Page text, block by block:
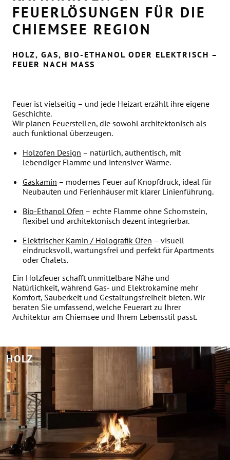
FEUERLÖSUNGEN FÜR DIE
CHIEMSEE REGION
HOLZ, GAS, BIO-ETHANOL ODER ELEKTRISCH –
FEUER NACH MASS
Feuer ist vielseitig – und jede Heizart erzählt ihre eigene
Geschichte.
Wir planen Feuerstellen, die sowohl architektonisch als
auch funktional überzeugen.
Holzofen Design – natürlich, authentisch, mit
lebendiger Flamme und intensiver Wärme.
Gaskamin – modernes Feuer auf Knopfdruck, ideal für
Neubauten und Ferienhäuser mit klarer Linienführung.
Bio-Ethanol Ofen – echte Flamme ohne Schornstein,
flexibel und architektonisch dezent integrierbar.
Elektrischer Kamin / Holografik Ofen – visuell
eindrucksvoll, wartungsfrei und perfekt für Apartments
oder Chalets.
Ein Holzfeuer schafft unmittelbare Nähe und
Natürlichkeit, während Gas- und Elektrokamine mehr
Komfort, Sauberkeit und Gestaltungsfreiheit bieten. Wir
beraten Sie umfassend, welche Feuerart zu Ihrer
Architektur am Chiemsee und Ihrem Lebensstil passt.
HOLZ